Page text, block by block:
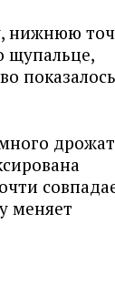
нижнюю
щупальце,
показалось
меняет